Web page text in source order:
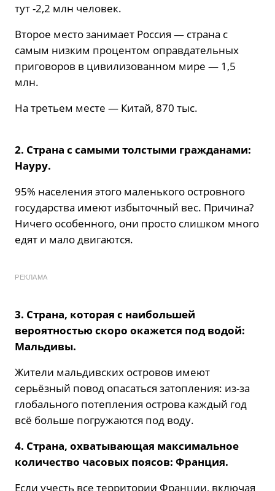
тут -2,2 млн человек.
Второе место занимает Россия — страна с
самым низким процентом оправдательных
приговоров в цивилизованном мире — 1,5
млн.
На третьем месте — Китай, 870 тыс.
2. Страна с самыми толстыми гражданами:
Науру.
95% населения этого маленького островного
государства имеют избыточный вес. Причина?
Ничего особенного, они просто слишком много
едят и мало двигаются.
РЕКЛАМА
3. Страна, которая с наибольшей
вероятностью скоро окажется под водой:
Мальдивы.
Жители мальдивских островов имеют
серьёзный повод опасаться затопления: из-за
глобального потепления острова каждый год
всё больше погружаются под воду.
4. Страна, охватывающая максимальное
количество часовых поясов: Франция.
Если учесть все территории Франции, включая